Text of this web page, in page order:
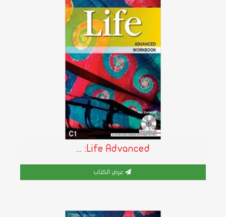
Life Advanced: ...
عرض الكتاب